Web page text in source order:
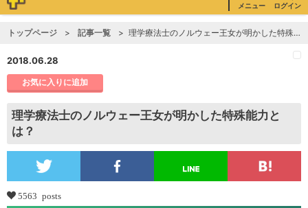
メニュー ログイン
トップページ 記事一覧 理学療法士のノルウェー王女が明かした特殊能力とは？
2018.06.28
お気に入りに追加
理学療法士のノルウェー王女が明かした特殊能力と
は？
5563 posts